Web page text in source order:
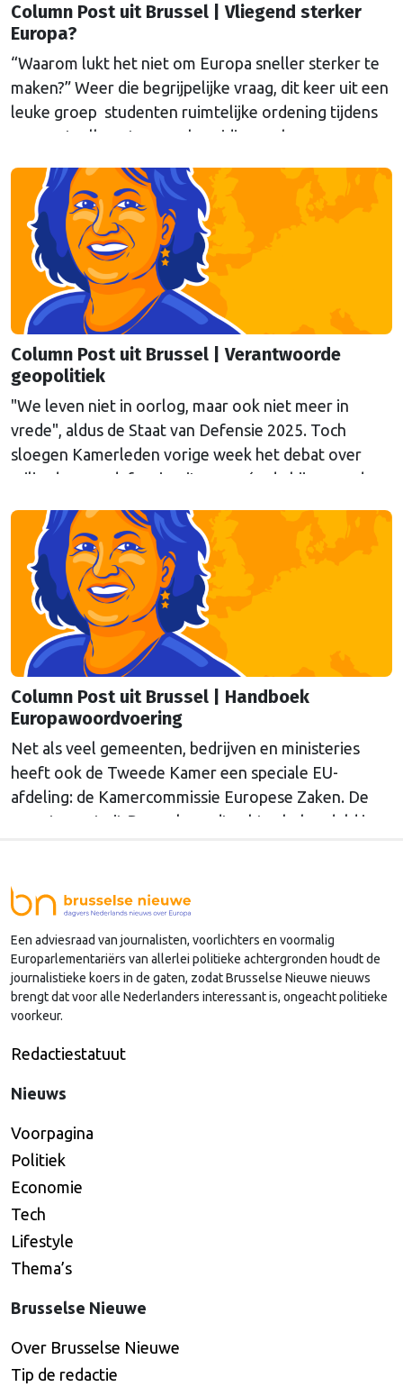
Column Post uit Brussel | Vliegend sterker
Europa?
“Waarom lukt het niet om Europa sneller sterker te
maken?” Weer die begrijpelijke vraag, dit keer uit een
leuke groep studenten ruimtelijke ordening tijdens
een gastcollege ter voorbereiding op hun
van onze columnist Mendeltje van Keulen (cartoon)
aan de hand van twee stapeltjes “Brusselse post” van
deze week.
Column Post uit Brussel | Verantwoorde
geopolitiek
"We leven niet in oorlog, maar ook niet meer in
vrede", aldus de Staat van Defensie 2025. Toch
sloegen Kamerleden vorige week het debat over
miljarden aan defensie-uitgaven, én de bijpassende
kritisch.
Column Post uit Brussel | Handboek
Europawoordvoering
Net als veel gemeenten, bedrijven en ministeries
heeft ook de Tweede Kamer een speciale EU-
afdeling: de Kamercommissie Europese Zaken. De
meeste post uit Brussel wordt echter behandeld in
Zaken, en hoe kan je daar als Kamerlid werk van
maken? Onze columnist Mendeltje van Keulen
(cartoon) schreef er een handboek over, dat deze
week wordt gepresenteerd in Den Haag.
Een adviesraad van journalisten, voorlichters en voormalig
Europarlementariërs van allerlei politieke achtergronden houdt de
journalistieke koers in de gaten, zodat Brusselse Nieuwe nieuws
brengt dat voor alle Nederlanders interessant is, ongeacht politieke
voorkeur.
Redactiestatuut
Nieuws
Voorpagina
Politiek
Economie
Tech
Lifestyle
Thema’s
Brusselse Nieuwe
Over Brusselse Nieuwe
Tip de redactie